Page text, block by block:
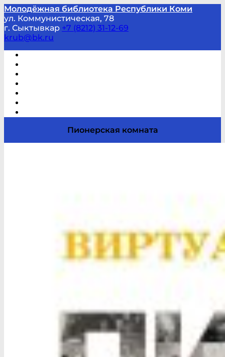
Молодёжная библиотека Республики Коми
ул. Коммунистическая, 78
г. Сыктывкар +7 (8212) 31-12-69
krub@bk.ru
Пионерская комната